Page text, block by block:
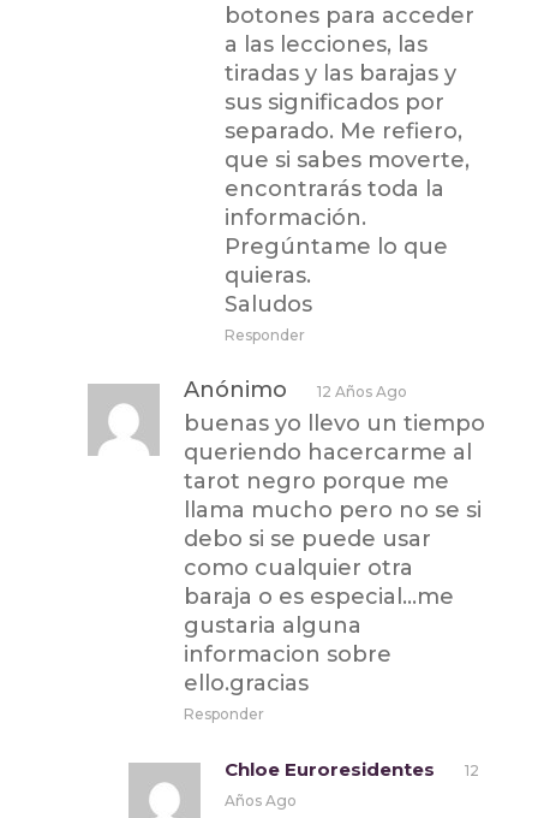
botones para acceder
a las lecciones, las
tiradas y las barajas y
sus significados por
separado. Me refiero,
que si sabes moverte,
encontrarás toda la
información.
Pregúntame lo que
quieras.
Saludos
Responder
Anónimo 12 Años Ago
buenas yo llevo un tiempo
queriendo hacercarme al
tarot negro porque me
llama mucho pero no se si
debo si se puede usar
como cualquier otra
baraja o es especial…me
gustaria alguna
informacion sobre
ello.gracias
Responder
Chloe Euroresidentes
12
Años Ago